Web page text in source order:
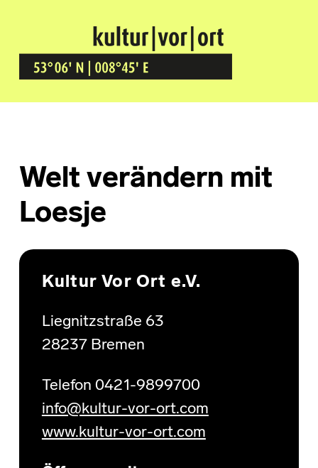
Kultur Vor Ort
BREMEN GRÖPELINGEN
Welt verändern mit
Loesje
Skip back to main navigation
Kultur Vor Ort e.V.
Liegnitzstraße 63
28237 Bremen
Telefon 0421-9899700
info@kultur-vor-ort.com
www.kultur-vor-ort.com